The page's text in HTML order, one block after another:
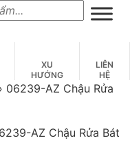
XU
HƯỚNG
LIÊN
HỆ
06239-AZ Chậu Rửa
AZ Chậu Rửa Bát